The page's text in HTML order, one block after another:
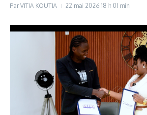
ParVITIA KOUTIA 22 mai 2026 18 h 01 min